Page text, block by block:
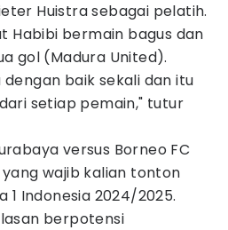
Huistra sebagai pelatih.
Habibi bermain bagus dan
gol (Madura United).
baik sekali dan itu
setiap pemain," tutur
versus Borneo FC
wajib kalian tonton
1 Indonesia 2024/2025.
berpotensi